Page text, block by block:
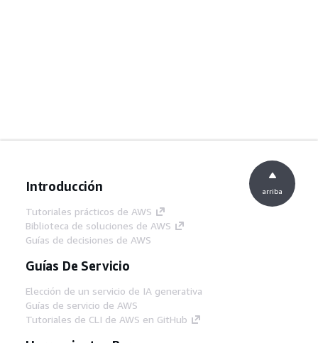
Introducción
Tutoriales prácticos de AWS
Biblioteca de soluciones de AWS
Guías de decisiones de AWS
Guías De Servicio
Elección de un servicio de IA generativa
Guías de servicio de AWS
Tutoriales de CLI de AWS en GitHub
arriba